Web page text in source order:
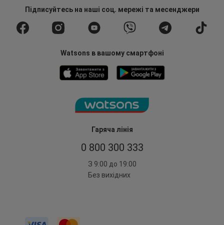
Гаряча лінія
0 800 300 333
З 9:00 до 19:00
Без вихідних
Підписуйтесьна наші соц. мережі та месенджери
Watsons в вашому смартфоні